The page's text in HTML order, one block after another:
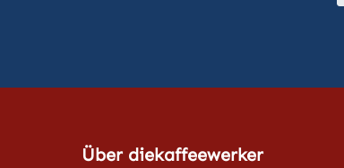
Über diekaffeewerker